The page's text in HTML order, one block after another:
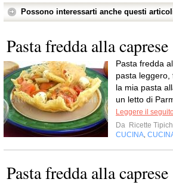
Possono interessarti anche questi
Pasta fredda alla caprese
Pasta fredda
pasta
la mia pasta
un letto di
Leggere il
Da Ricette
CUCINA
Pasta fredda alla caprese